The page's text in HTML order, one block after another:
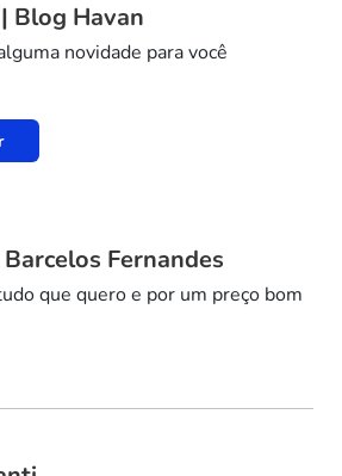
Blog Havan
novidade para você
Fernandes
que quero e por um preço bom